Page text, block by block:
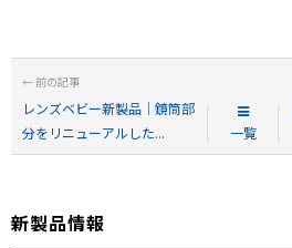
レンズベビー新製品｜鏡筒部
分をリニューアルした...
一覧
新製品情報